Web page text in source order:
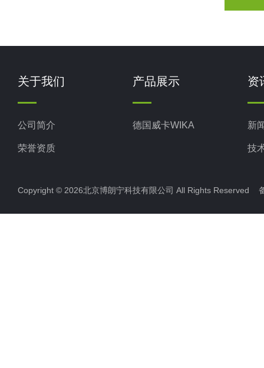
关于我们
公司简介
荣誉资质
产品展示
德国威卡WIKA
资
新
技
Copyright © 2026北京博朗宁科技有限公司 All Rights Reserved